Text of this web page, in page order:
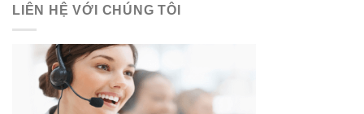
LIÊN HỆ VỚI CHÚNG TÔI